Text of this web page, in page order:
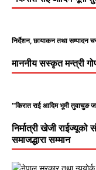
निर्देशन, छायाकन तथा सम्पादन
माननीय सस्कृत मन्त्री
"किरात राई आदिम भूमी तुवाचुङ
निर्मात्री खेजी
समाजद्धारा सम्मान